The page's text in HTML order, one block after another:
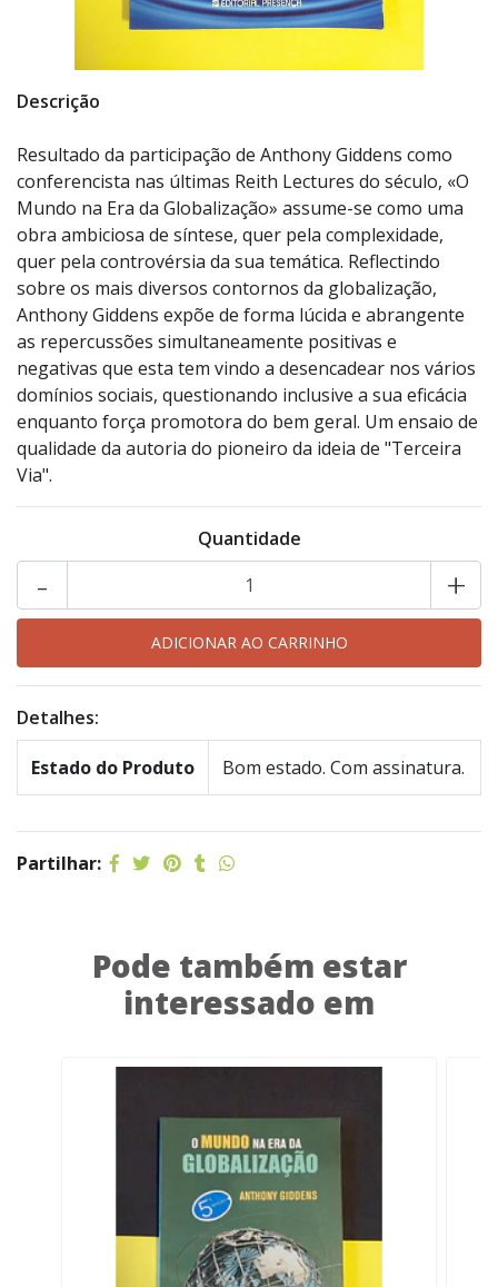
Descrição
Resultado da participação de Anthony Giddens como
conferencista nas últimas Reith Lectures do século, «O
Mundo na Era da Globalização» assume-se como uma
obra ambiciosa de síntese, quer pela complexidade,
quer pela controvérsia da sua temática. Reflectindo
sobre os mais diversos contornos da globalização,
Anthony Giddens expõe de forma lúcida e abrangente
as repercussões simultaneamente positivas e
negativas que esta tem vindo a desencadear nos vários
domínios sociais, questionando inclusive a sua eficácia
enquanto força promotora do bem geral. Um ensaio de
qualidade da autoria do pioneiro da ideia de "Terceira
Via".
Quantidade
+
-
Detalhes:
Estado do Produto Bom estado. Com assinatura.
Partilhar:
Pode também estar
interessado em